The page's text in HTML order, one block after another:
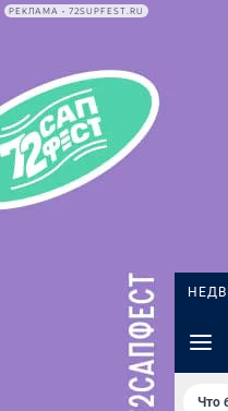
РЕКЛАМА • 72SUPFEST.RU
Что